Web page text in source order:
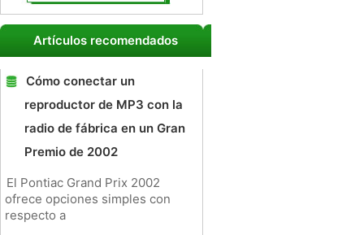
Artículos recomendados
Cómo conectar un
reproductor de MP3 con la
radio de fábrica en un Gran
Premio de 2002
El Pontiac Grand Prix 2002
ofrece opciones simples con
respecto a